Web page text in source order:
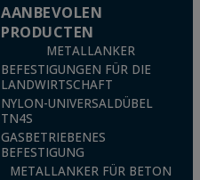
AANBEVOLEN
PRODUCTEN
METALLANKER
BEFESTIGUNGEN FÜR DIE
LANDWIRTSCHAFT
NYLON-UNIVERSALDÜBEL
TN4S
GASBETRIEBENES
BEFESTIGUNG
METALLANKER FÜR BETON